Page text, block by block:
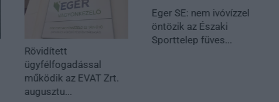
Rövidített
ügyfélfogadással
működik az EVAT Zrt.
augusztu...
Eger SE: nem ivóvízzel
öntözik az Északi
Sporttelep füves...